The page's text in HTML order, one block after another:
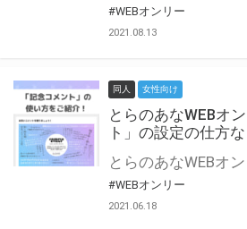
#WEBオンリー
2021.08.13
同人 女性向け
とらのあなWEBオ
ト」の設定の仕方
#WEBオンリー
2021.06.18